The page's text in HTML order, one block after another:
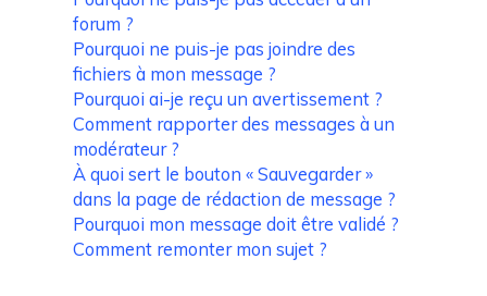
forum ?
Pourquoi ne puis-je pas joindre des
fichiers à mon message ?
Pourquoi ai-je reçu un avertissement ?
Comment rapporter des messages à un
modérateur ?
À quoi sert le bouton « Sauvegarder »
dans la page de rédaction de message ?
Pourquoi mon message doit être validé ?
Comment remonter mon sujet ?